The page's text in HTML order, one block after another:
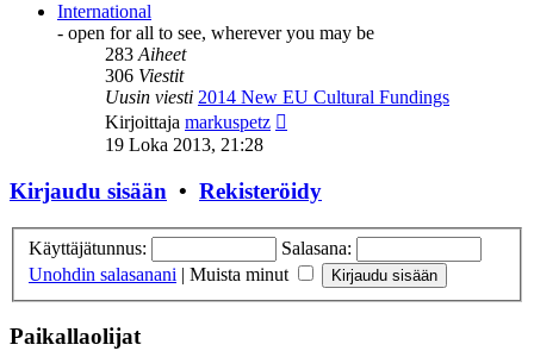
International
- open for all to see, wherever you may be
283Aiheet
306 Viestit
Uusin viesti 2014 New EU Cultural Fundings
Kirjoittaja markuspetz
19 Loka 2013, 21:28
Kirjaudu sisään • Rekisteröidy
Käyttäjätunnus:
Salasana:
Unohdin salasanani | Muista minut
Paikallaolijat